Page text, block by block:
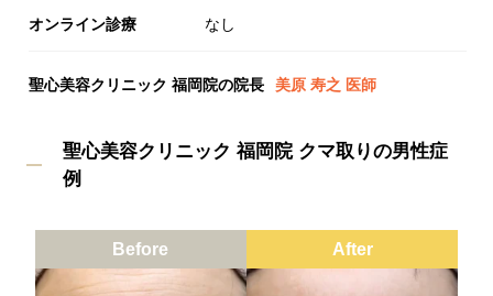
オンライン診療 なし
聖心美容クリニック 福岡院の院長 美原 寿之 医師
聖心美容クリニック 福岡院 クマ取りの男性症
例
Before After